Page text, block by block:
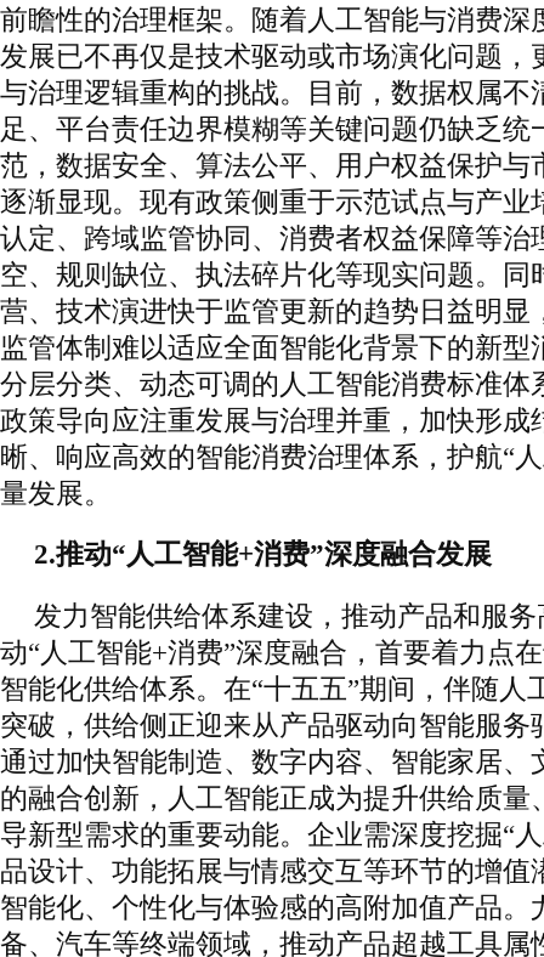
前瞻性的治理框架。随着人工智能与消费深
发展已不再仅是技术驱动或市场演化问题，
与治理逻辑重构的挑战。目前，数据权属不
足、平台责任边界模糊等关键问题仍缺乏统
范，数据安全、算法公平、用户权益保护与
逐渐显现。现有政策侧重于示范试点与产业
认定、跨域监管协同、消费者权益保障等治
空、规则缺位、执法碎片化等现实问题。同
营、技术演进快于监管更新的趋势日益明显
监管体制难以适应全面智能化背景下的新型
分层分类、动态可调的人工智能消费标准体
政策导向应注重发展与治理并重，加快形成
晰、响应高效的智能消费治理体系，护航“
量发展。
2.推动“人工智能+消费”深度融合发展
发力智能供给体系建设，推动产品和服
动“人工智能+消费”深度融合，首要着力点
智能化供给体系。在“十五五”期间，伴随人
突破，供给侧正迎来从产品驱动向智能服务
通过加快智能制造、数字内容、智能家居、
的融合创新，人工智能正成为提升供给质量
导新型需求的重要动能。企业需深度挖掘“
品设计、功能拓展与情感交互等环节的增值
智能化、个性化与体验感的高附加值产品。
备、汽车等终端领域，推动产品超越工具属